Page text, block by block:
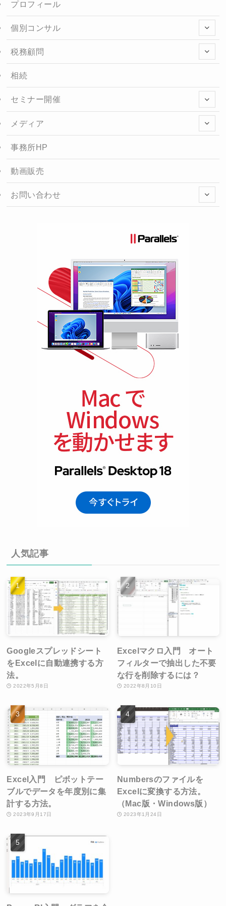
プロフィール
個別コンサル
税務顧問
相続
セミナー開催
メディア
事務所HP
動画販売
お問い合わせ
人気記事
Googleスプレッドシート
をExcelに自動連携する方
法。
2022年5月8日
Excelマクロ入門 オート
フィルターで抽出した不要
な行を削除するには？
2022年8月10日
Excel入門 ピボットテー
ブルでデータを年度別に集
計する方法。
2023年9月17日
Numbersのファイルを
Excelに変換する方法。
（Mac版・Windows版）
2023年1月24日